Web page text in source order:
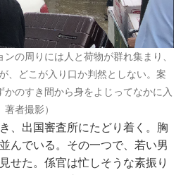
ンの周りには人と荷物が群れ集まり、
、どこが入り口か判然としない。案
のすき間から身をよじってなかに入
者撮影）
、出国審査所にたどり着く。胸
んでいる。その一つで、若い男
せた。係官は忙しそうな素振り